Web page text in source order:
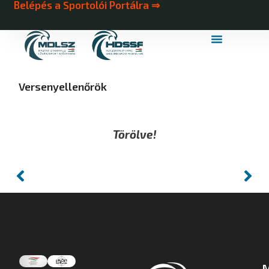
Belépés a Sportolói Portálra ⇒
Versenyellenőrök
Törölve!